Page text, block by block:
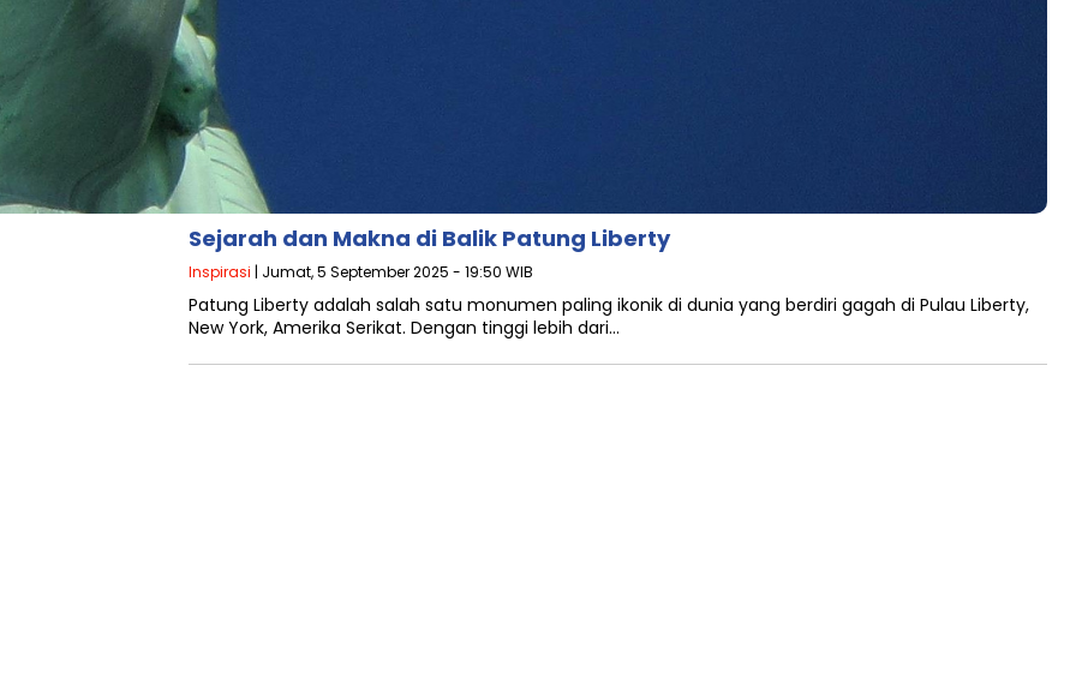
Sejarah dan Makna di Balik Patung Liberty
Inspirasi | Jumat, 5 September 2025 - 19:50 WIB
Patung Liberty adalah salah satu monumen paling ikonik di dunia yang berdiri gagah di Pulau Liberty,
New York, Amerika Serikat. Dengan tinggi lebih dari…